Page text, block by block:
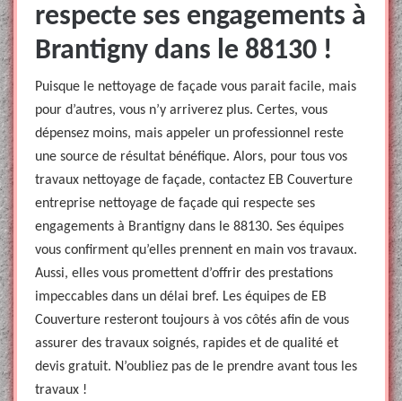
respecte ses engagements à
Brantigny dans le 88130 !
Puisque le nettoyage de façade vous parait facile, mais
pour d’autres, vous n’y arriverez plus. Certes, vous
dépensez moins, mais appeler un professionnel reste
une source de résultat bénéfique. Alors, pour tous vos
travaux nettoyage de façade, contactez EB Couverture
entreprise nettoyage de façade qui respecte ses
engagements à Brantigny dans le 88130. Ses équipes
vous confirment qu’elles prennent en main vos travaux.
Aussi, elles vous promettent d’offrir des prestations
impeccables dans un délai bref. Les équipes de EB
Couverture resteront toujours à vos côtés afin de vous
assurer des travaux soignés, rapides et de qualité et
devis gratuit. N’oubliez pas de le prendre avant tous les
travaux !